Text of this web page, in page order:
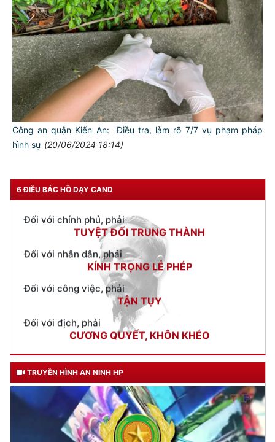
Công an quận Kiến An: Điều tra, làm rõ 7/7 vụ phạm pháp
hình sự (20/06/2024 18:14)
6 ĐIỀU BÁC HỒ DẠY CAND
TƯ CÁCH
NGƯỜI CÔNG AN CÁCH MỆNH LÀ:
Đối với tự mình, phải
CẦN, KIỆM, LIÊM, CHÍNH
Đối với đồng sự, phải
Đối với chính phủ, phải
TUYỆT ĐỐI TRUNG THÀNH
KÍNH TRỌNG LỄ PHÉP
Đối với công việc, phải
TẬN TỤY
CƯƠNG QUYẾT, KHÔN KHÉO
Trích thư Chủ tịch Hồ Chí Minh
gửi Công an Khu XII,
ngày 11 tháng 3 năm 1948.
TRUYỀN HÌNH AN NINH HP